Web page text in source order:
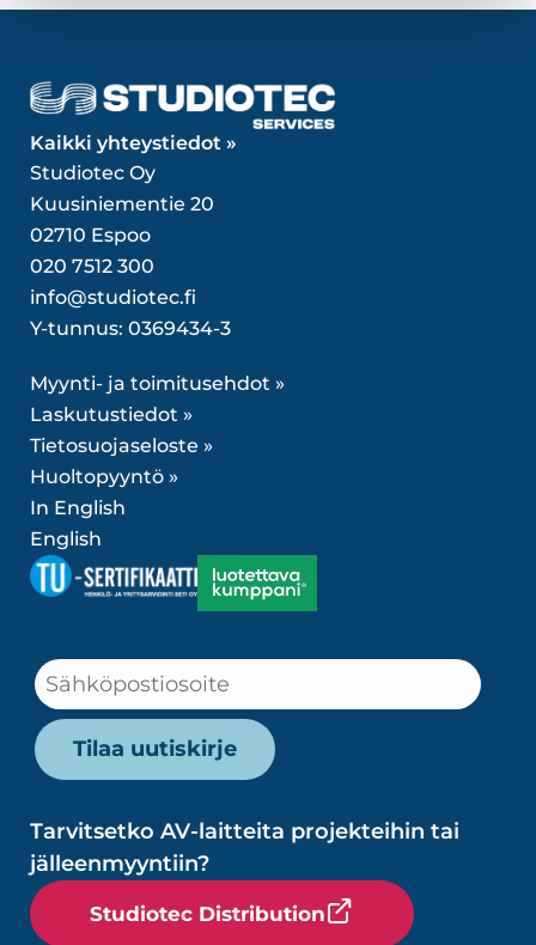
Kaikki yhteystiedot »
Studiotec Oy
Kuusiniementie 20
02710 Espoo
020 7512 300
info@studiotec.fi
Y-tunnus: 0369434-3
Myynti- ja toimitusehdot »
Laskutustiedot »
Tietosuojaseloste »
Huoltopyyntö »
In English
English
Tarvitsetko AV-laitteita projekteihin tai
jälleenmyyntiin?
Studiotec Distribution